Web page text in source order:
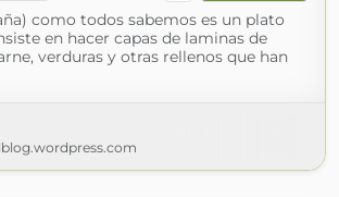
como todos sabemos es un plato
en hacer capas de laminas de
verduras y otras rellenos que han